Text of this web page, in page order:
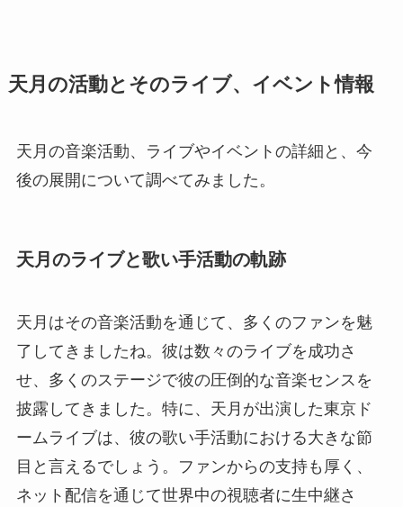
天月の活動とそのライブ、イベント情報
天月の音楽活動、ライブやイベントの詳細と、今
後の展開について調べてみました。
天月のライブと歌い手活動の軌跡
天月はその音楽活動を通じて、多くのファンを魅
了してきましたね。彼は数々のライブを成功さ
せ、多くのステージで彼の圧倒的な音楽センスを
披露してきました。特に、天月が出演した東京ド
ームライブは、彼の歌い手活動における大きな節
目と言えるでしょう。ファンからの支持も厚く、
ネット配信を通じて世界中の視聴者に生中継さ